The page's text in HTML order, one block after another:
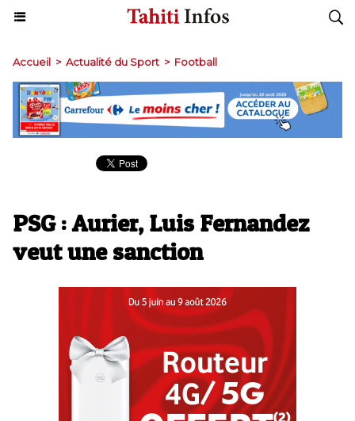
Accueil > Actualité du Sport > Football
PSG : Aurier, Luis Fernandez
veut une sanction